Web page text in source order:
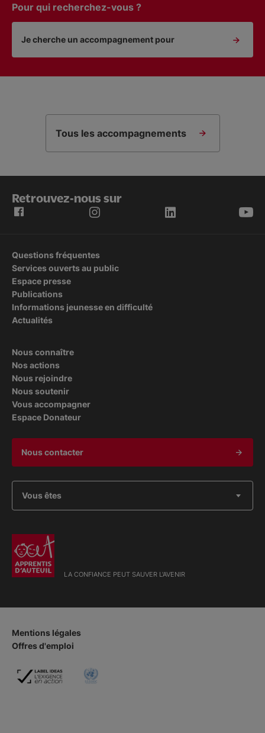
Pour qui recherchez-vous ?
Je cherche un accompagnement pour
Tous les accompagnements
Retrouvez-nous sur
Questions fréquentes
Services ouverts au public
Espace presse
Publications
Informations jeunesse en difficulté
Actualités
Nous connaître
Nos actions
Nous rejoindre
Nous soutenir
Vous accompagner
Espace Donateur
Nous contacter
Vous êtes
LA CONFIANCE PEUT SAUVER L'AVENIR
Mentions légales
Offres d'emploi